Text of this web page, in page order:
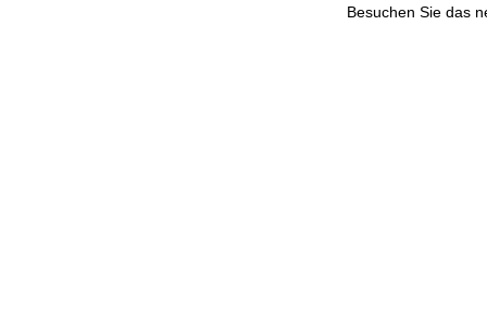
Besuchen Sie das